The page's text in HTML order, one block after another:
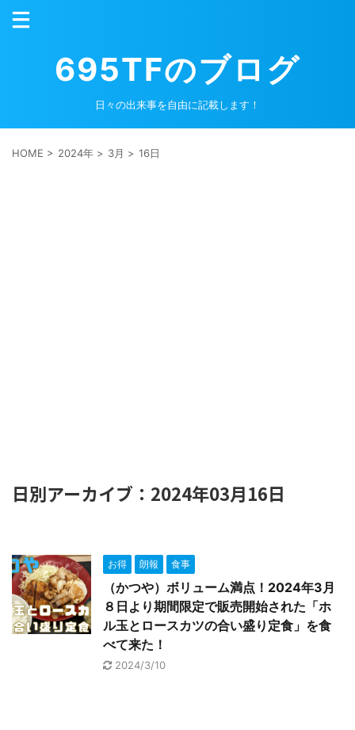
695TFのブログ
日々の出来事を自由に記載します！
HOME > 2024年 > 3月 > 16日
日別アーカイブ：2024年03月16日
お得 朗報 食事
（かつや）ボリューム満点！2024年3月
８日より期間限定で販売開始された「ホ
ル玉とロースカツの合い盛り定食」を食
べて来た！
2024/3/10